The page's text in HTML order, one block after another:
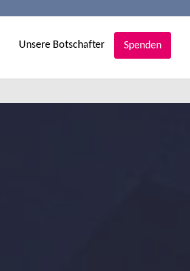
Unsere Botschafter Spenden